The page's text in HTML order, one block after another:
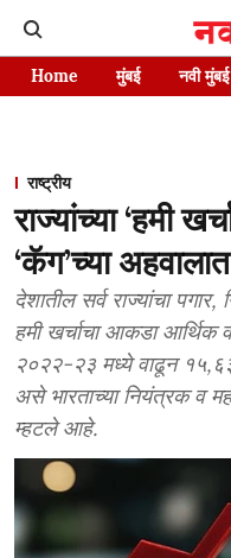
Home मुंबई नवी मुंबई
राष्ट्रीय
राज्यांच्या ‘हमी
‘कॅग’च्या
देशातील सर्व राज्यांचा
हमी खर्चाचा आकडा
२०२२-२३ मध्ये वाढून
असे भारताच्या नियंत्रक व
म्हटले आहे.